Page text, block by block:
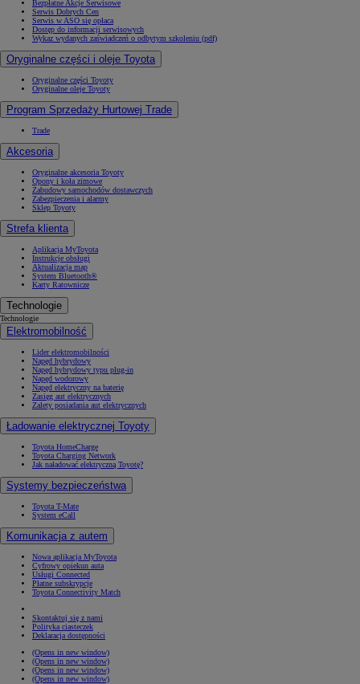
Bezpłatne Akcje Serwisowe
Serwis Dobrych Cen
Serwis w ASO się opłaca
Dostęp do informacji serwisowych
Wykaz wydanych zaświadczeń o odbytym szkoleniu (pdf)
Oryginalne części i oleje Toyota
Oryginalne części Toyoty
Oryginalne oleje Toyoty
Program Sprzedaży Hurtowej Trade
Trade
Akcesoria
Oryginalne akcesoria Toyoty
Opony i koła zimowe
Zabudowy samochodów dostawczych
Zabezpieczenia i alarmy
Sklep Toyoty
Strefa klienta
Aplikacja MyToyota
Instrukcje obsługi
Aktualizacja map
System Bluetooth®
Karty Ratownicze
Technologie
Technologie
Elektromobilność
Lider elektromobilności
Napęd hybrydowy
Napęd hybrydowy typu plug-in
Napęd wodorowy
Napęd elektryczny na baterię
Zasięg aut elektrycznych
Zalety posiadania aut elektrycznych
Ładowanie elektrycznej Toyoty
Toyota HomeCharge
Toyota Charging Network
Jak naładować elektryczną Toyotę?
Systemy bezpieczeństwa
Toyota T-Mate
System eCall
Komunikacja z autem
Nowa aplikacja MyToyota
Cyfrowy opiekun auta
Usługi Connected
Płatne subskrypcje
Toyota Connectivity Match
Skontaktuj się z nami
Polityka ciasteczek
Deklaracja dostępności
(Opens in new window)
(Opens in new window)
(Opens in new window)
(Opens in new window)